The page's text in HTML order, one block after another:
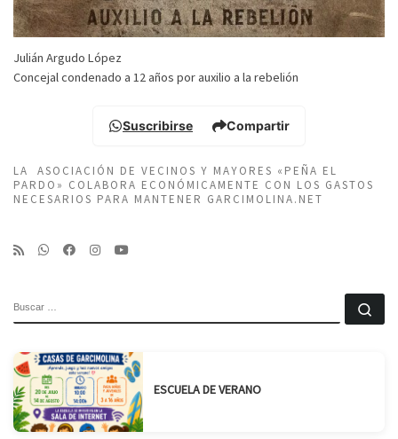
Julián Argudo López
Concejal condenado a 12 años por auxilio a la rebelión
Suscribirse Compartir
LA ASOCIACIÓN DE VECINOS Y MAYORES «PEÑA EL
PARDO» COLABORA ECONÓMICAMENTE CON LOS GASTOS
NECESARIOS PARA MANTENER GARCIMOLINA.NET
ESCUELA DE VERANO